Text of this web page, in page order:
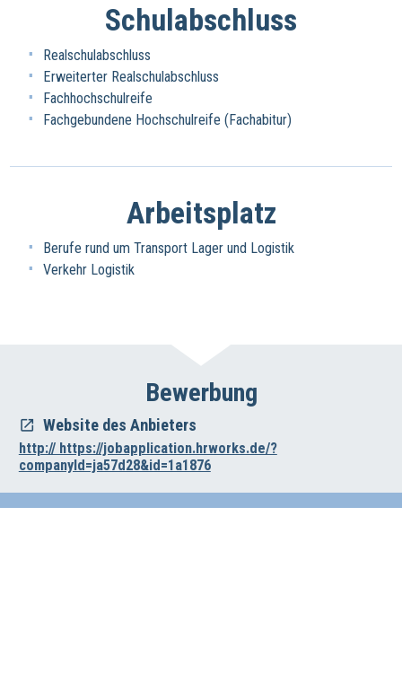
Schulabschluss
Realschulabschluss
Erweiterter Realschulabschluss
Fachhochschulreife
Fachgebundene Hochschulreife (Fachabitur)
Arbeitsplatz
Berufe rund um Transport Lager und Logistik
Verkehr Logistik
Bewerbung
Website des Anbieters
http:// https://jobapplication.hrworks.de/?
companyId=ja57d28&id=1a1876